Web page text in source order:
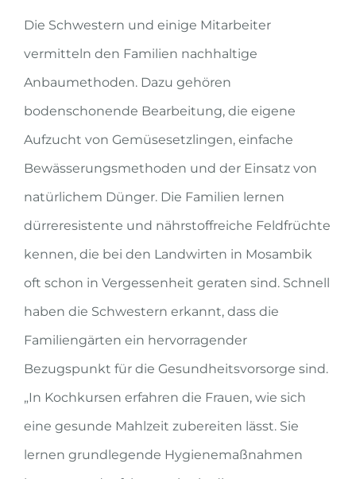
Die Schwestern und einige Mitarbeiter
vermitteln den Familien nachhaltige
Anbaumethoden. Dazu gehören
bodenschonende Bearbeitung, die eigene
Aufzucht von Gemüsesetzlingen, einfache
Bewässerungsmethoden und der Einsatz von
natürlichem Dünger. Die Familien lernen
dürreresistente und nährstoffreiche Feldfrüchte
kennen, die bei den Landwirten in Mosambik
oft schon in Vergessenheit geraten sind. Schnell
haben die Schwestern erkannt, dass die
Familiengärten ein hervorragender
Bezugspunkt für die Gesundheitsvorsorge sind.
„In Kochkursen erfahren die Frauen, wie sich
eine gesunde Mahlzeit zubereiten lässt. Sie
lernen grundlegende Hygienemaßnahmen